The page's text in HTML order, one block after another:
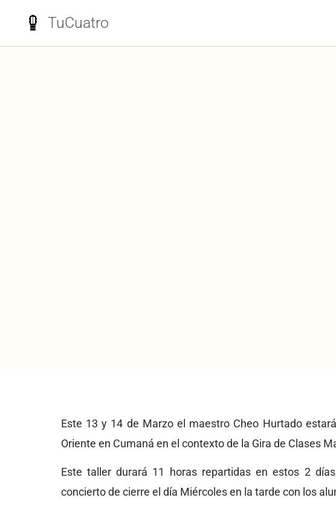
TuCuatro
Este 13 y 14 de Marzo el maestro Cheo Hurtado
Oriente en Cumaná en el contexto de la Gira de Clases
Este taller durará 11 horas repartidas en estos 2
concierto de cierre el día Miércoles en la tarde con los